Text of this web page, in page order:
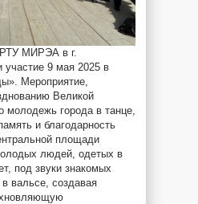
МИРЭА в г.
участие 9 мая 2025 в
Мероприятие,
Великой
молодежь города в танце,
и благодарность
площади
людей, одетых в
под звуки знакомых
вальсе, создавая